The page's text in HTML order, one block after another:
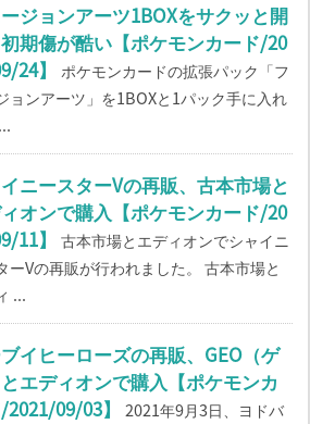
ジョンアーツ1BOXをサクッと開
期傷が酷い【ポケモンカード/20
24】
ポケモンカードの拡張パック「フ
ョンアーツ」を1BOXと1パック手に入れ
ニースターVの再販、古本市場と
オンで購入【ポケモンカード/20
11】
古本市場とエディオンでシャイニ
ーVの再販が行われました。 古本市場と
...
イヒーローズの再販、GEO（ゲ
エディオンで購入【ポケモンカ
09/03】
2021年9月3日、ヨドバ